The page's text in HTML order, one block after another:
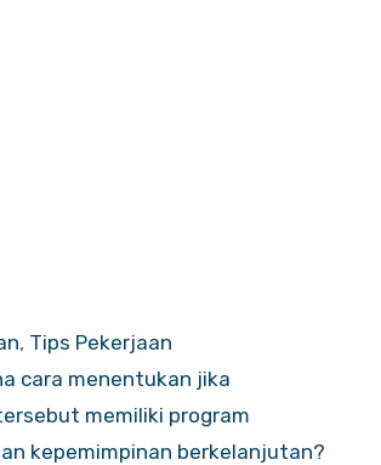
, Tips Pekerjaan
cara menentukan jika
memiliki program
kepemimpinan berkelanjutan?